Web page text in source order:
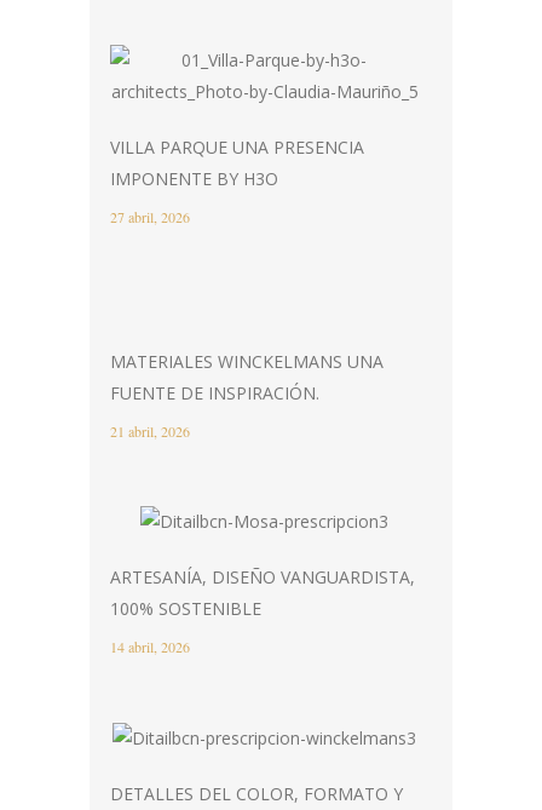
VILLA PARQUE UNA PRESENCIA
IMPONENTE BY H3O
27 abril, 2026
MATERIALES WINCKELMANS UNA
FUENTE DE INSPIRACIÓN.
21 abril, 2026
ARTESANÍA, DISEÑO VANGUARDISTA,
100% SOSTENIBLE
14 abril, 2026
DETALLES DEL COLOR, FORMATO Y